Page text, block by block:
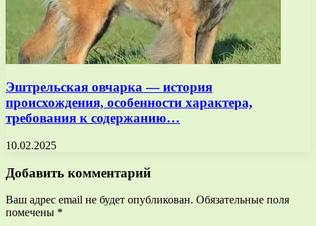
Эштрельская овчарка — история
происхождения, особенности характера,
требования к содержанию…
10.02.2025
Добавить комментарий
Ваш адрес email не будет опубликован. Обязательные поля
помечены *